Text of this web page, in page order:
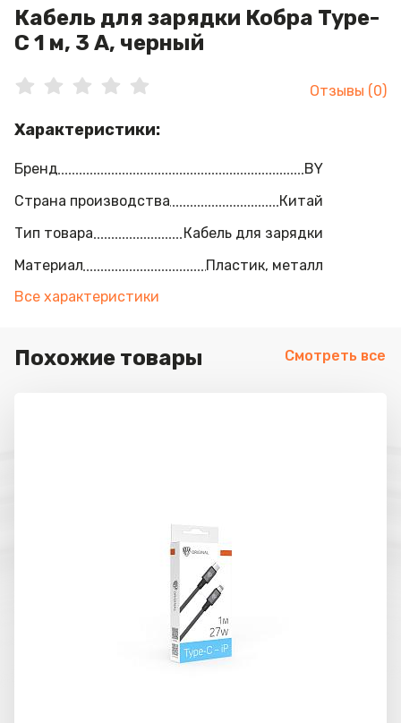
Кабель для зарядки Кобра Type-
C 1 м, 3 А, черный
Отзывы (0)
Характеристики:
Бренд
BY
Страна производства
Китай
Тип товара
Кабель для зарядки
Материал
Пластик, металл
Все характеристики
Похожие товары Смотреть все